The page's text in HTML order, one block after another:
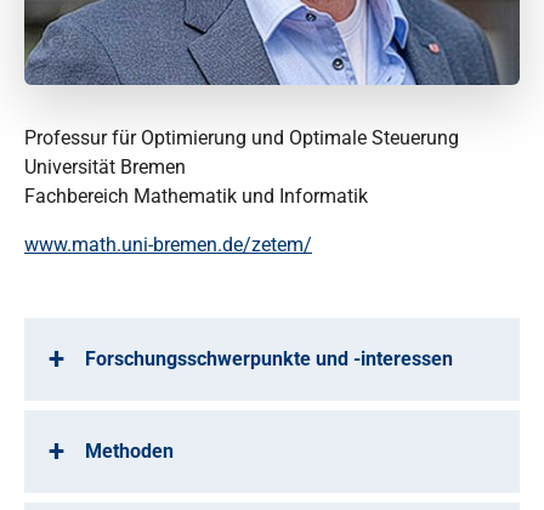
Professur für Optimierung und Optimale Steuerung
Universität Bremen
Fachbereich Mathematik und Informatik
www.math.uni-bremen.de/zetem/
Forschungsschwerpunkte und -interessen
Methoden